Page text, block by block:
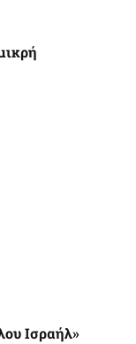
Ισραήλ»